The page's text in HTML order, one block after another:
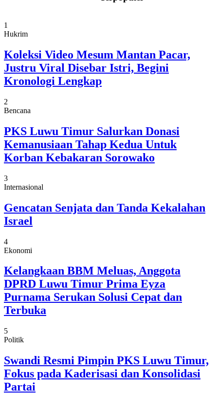
1
Hukrim
Koleksi Video Mesum Mantan Pacar,
Justru Viral Disebar Istri, Begini
Kronologi Lengkap
2
Bencana
PKS Luwu Timur Salurkan Donasi
Kemanusiaan Tahap Kedua Untuk
Korban Kebakaran Sorowako
3
Internasional
Gencatan Senjata dan Tanda Kekalahan
Israel
4
Ekonomi
Kelangkaan BBM Meluas, Anggota
DPRD Luwu Timur Prima Eyza
Purnama Serukan Solusi Cepat dan
Terbuka
5
Politik
Swandi Resmi Pimpin PKS Luwu Timur,
Fokus pada Kaderisasi dan Konsolidasi
Partai